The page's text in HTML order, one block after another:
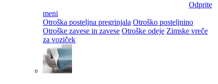
Odprite
meni
Otroška posteljna pregrinjala Otroško posteljnino
Otroške zavese in zavese Otroške odeje Zimske vreče
za voziček